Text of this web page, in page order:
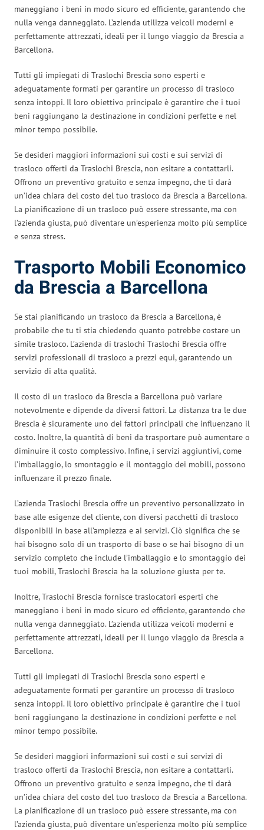
maneggiano i beni in modo sicuro ed efficiente, garantendo che
nulla venga danneggiato. L’azienda utilizza veicoli moderni e
perfettamente attrezzati, ideali per il lungo viaggio da Brescia a
Barcellona.
Tutti gli impiegati di Traslochi Brescia sono esperti e
adeguatamente formati per garantire un processo di trasloco
senza intoppi. Il loro obiettivo principale è garantire che i tuoi
beni raggiungano la destinazione in condizioni perfette e nel
minor tempo possibile.
Se desideri maggiori informazioni sui costi e sui servizi di
trasloco offerti da Traslochi Brescia, non esitare a contattarli.
Offrono un preventivo gratuito e senza impegno, che ti darà
un’idea chiara del costo del tuo trasloco da Brescia a Barcellona.
La pianificazione di un trasloco può essere stressante, ma con
l’azienda giusta, può diventare un’esperienza molto più semplice
e senza stress.
Trasporto Mobili Economico
da Brescia a Barcellona
Se stai pianificando un trasloco da Brescia a Barcellona, è
probabile che tu ti stia chiedendo quanto potrebbe costare un
simile trasloco. L’azienda di traslochi Traslochi Brescia offre
servizi professionali di trasloco a prezzi equi, garantendo un
servizio di alta qualità.
Il costo di un trasloco da Brescia a Barcellona può variare
notevolmente e dipende da diversi fattori. La distanza tra le due
Brescia è sicuramente uno dei fattori principali che influenzano il
costo. Inoltre, la quantità di beni da trasportare può aumentare o
diminuire il costo complessivo. Infine, i servizi aggiuntivi, come
l’imballaggio, lo smontaggio e il montaggio dei mobili, possono
influenzare il prezzo finale.
L’azienda Traslochi Brescia offre un preventivo personalizzato in
base alle esigenze del cliente, con diversi pacchetti di trasloco
disponibili in base all’ampiezza e ai servizi. Ciò significa che se
hai bisogno solo di un trasporto di base o se hai bisogno di un
servizio completo che include l’imballaggio e lo smontaggio dei
tuoi mobili, Traslochi Brescia ha la soluzione giusta per te.
Inoltre, Traslochi Brescia fornisce traslocatori esperti che
maneggiano i beni in modo sicuro ed efficiente, garantendo che
nulla venga danneggiato. L’azienda utilizza veicoli moderni e
perfettamente attrezzati, ideali per il lungo viaggio da Brescia a
Barcellona.
Tutti gli impiegati di Traslochi Brescia sono esperti e
adeguatamente formati per garantire un processo di trasloco
senza intoppi. Il loro obiettivo principale è garantire che i tuoi
beni raggiungano la destinazione in condizioni perfette e nel
minor tempo possibile.
Se desideri maggiori informazioni sui costi e sui servizi di
trasloco offerti da Traslochi Brescia, non esitare a contattarli.
Offrono un preventivo gratuito e senza impegno, che ti darà
un’idea chiara del costo del tuo trasloco da Brescia a Barcellona.
La pianificazione di un trasloco può essere stressante, ma con
l’azienda giusta, può diventare un’esperienza molto più semplice